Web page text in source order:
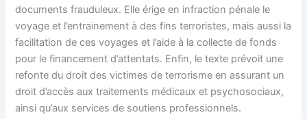
documents frauduleux. Elle érige en infraction pénale le
voyage et l’entrainement à des fins terroristes, mais aussi la
facilitation de ces voyages et l’aide à la collecte de fonds
pour le financement d’attentats. Enfin, le texte prévoit une
refonte du droit des victimes de terrorisme en assurant un
droit d’accès aux traitements médicaux et psychosociaux,
ainsi qu’aux services de soutiens professionnels.